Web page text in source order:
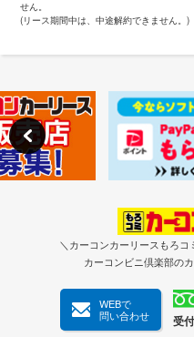
せん。
(リース期間中は、中途解約できません。)
＼カーコンカーリースもろ
カーコンビニ倶楽部の
WEBで
問い合わせ
受